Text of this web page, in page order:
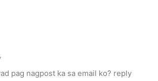
pag nagpost ka sa email ko? reply